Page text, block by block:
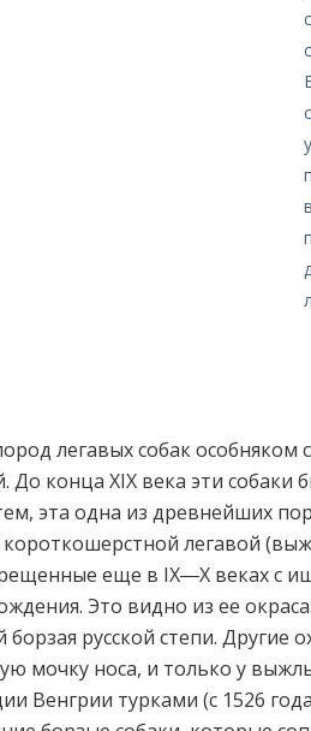
легавых собак особняком
До конца XIX века эти собаки
эта одна из древнейших
легавой
еще в IX―X веках с
Это видно из ее
русской степи. Другие
мочку носа, и только у
Венгрии турками (с 1526